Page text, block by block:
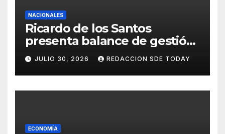
NACIONALES
Ricardo de los Santos
presenta balance de gestión
con 416 iniciativas aprobadas
y avances históricos en el
Senado
JULIO 30, 2026 REDACCION SDE TODAY
ECONOMÍA